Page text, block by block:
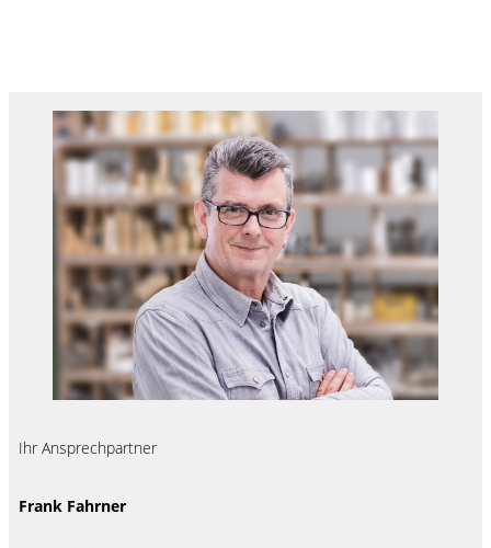
Ihr Ansprechpartner
Frank Fahrner